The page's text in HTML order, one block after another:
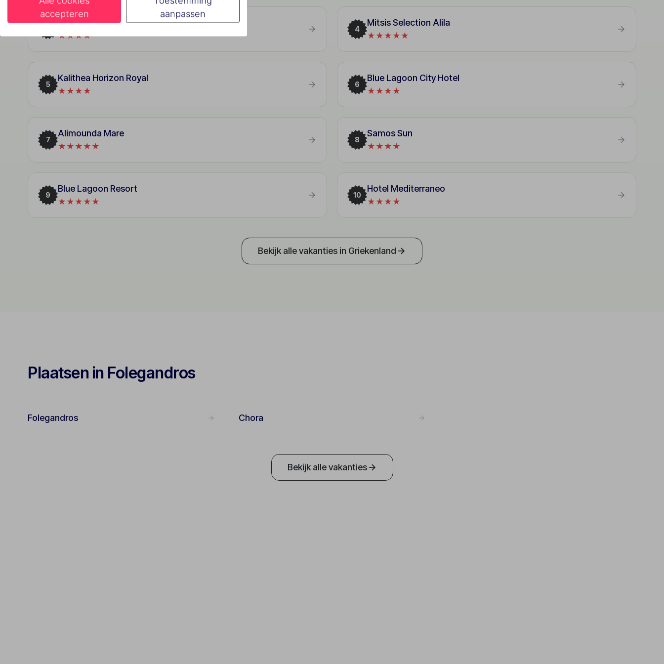
Rhodos Horizon Resort
★★★★
4
Mitsis Selection Alila
★★★★★
5
Kalithea Horizon Royal
★★★★
6
Blue Lagoon City Hotel
★★★★
7
Alimounda Mare
★★★★★
8
Samos Sun
★★★★
9
Blue Lagoon Resort
★★★★★
10
Hotel Mediterraneo
★★★★
Bekijk alle vakanties in Griekenland
Plaatsen in Folegandros
Folegandros Chora
Bekijk alle vakanties
accepteren
aanpassen